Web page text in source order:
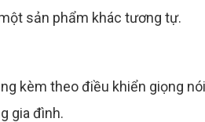
sản phẩm khác tương tự.
kèm theo điều khiển giọng
gia đình.